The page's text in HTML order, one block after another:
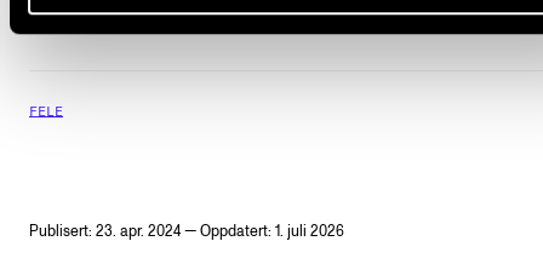
FELE
Publisert: 23. apr. 2024 — Oppdatert: 1. juli 2026